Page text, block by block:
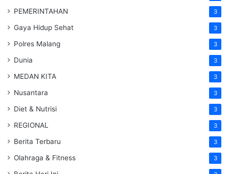
PEMERINTAHAN 3
Gaya Hidup Sehat 3
Polres Malang 3
Dunia 3
MEDAN KITA 3
Nusantara 3
Diet & Nutrisi 3
REGIONAL 3
Berita Terbaru 3
Olahraga & Fitness 3